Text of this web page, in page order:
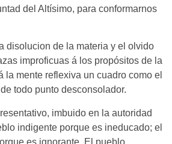
del Altísimo, para conformarnos
disolucion de la materia y el olvido
improficuas á los propósitos de la
mente reflexiva un cuadro como el
todo punto desconsolador.
imbuido en la autoridad
indigente porque es ineducado; el
es ignorante. El pueblo